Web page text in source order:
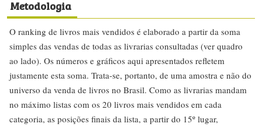
Metodologia
O ranking de livros mais vendidos é elaborado a partir da soma
simples das vendas de todas as livrarias consultadas (ver quadro
ao lado). Os números e gráficos aqui apresentados refletem
justamente esta soma. Trata-se, portanto, de uma amostra e não do
universo da venda de livros no Brasil. Como as livrarias mandam
no máximo listas com os 20 livros mais vendidos em cada
categoria, as posições finais da lista, a partir do 15º lugar,